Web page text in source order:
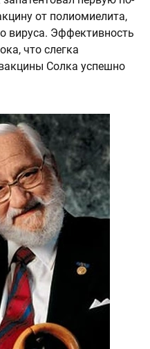
от полиомиелита,
вируса. Эффективность
что слегка
Солка успешно